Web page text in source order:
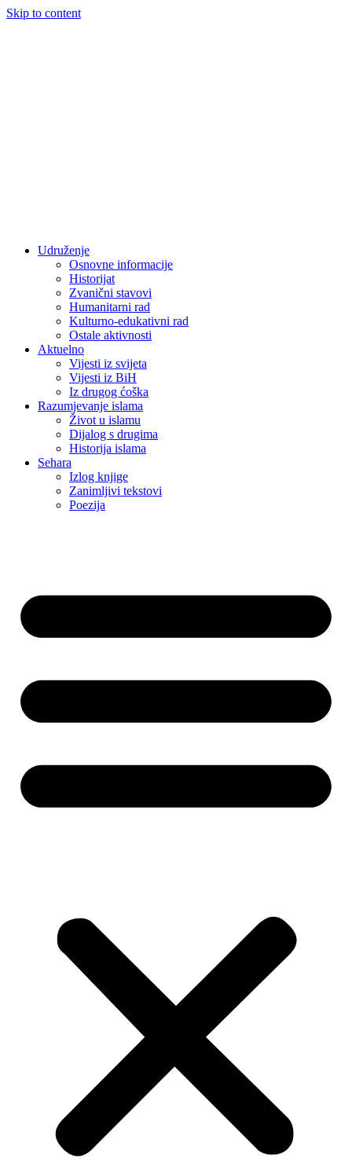
Skip to content
Udruženje
Osnovne informacije
Historijat
Zvanični stavovi
Humanitarni rad
Kulturno-edukativni rad
Ostale aktivnosti
Aktuelno
Vijesti iz svijeta
Vijesti iz BiH
Iz drugog ćoška
Razumjevanje islama
Život u islamu
Dijalog s drugima
Historija islama
Sehara
Izlog knjige
Zanimljivi tekstovi
Poezija